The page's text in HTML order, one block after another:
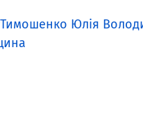
Тимошенко Юлія